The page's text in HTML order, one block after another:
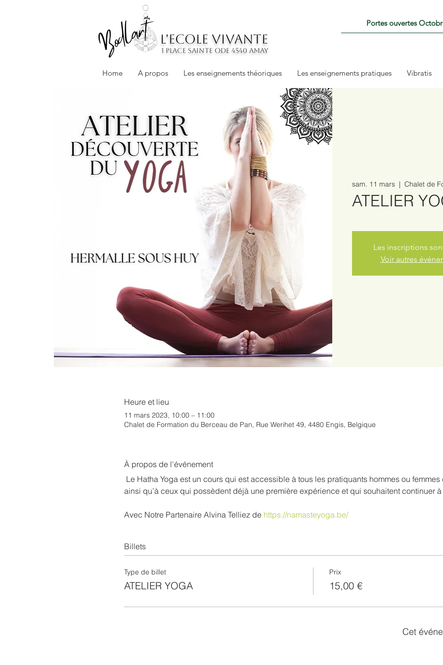
L'ECOLE VIVANTE
1 place sainte ode 4540 amay
Portes ouvertes
Home A propos Les enseignements théoriques Les enseignements pratiques Vibratis
sam. 11 mars
  |
Chalet de
ATELIER
Les inscriptions
Voir autres
Heure et lieu
11 mars 2023, 10:00 – 11:00
Chalet de Formation du Berceau de Pan, Rue Werihet 49, 4480 Engis, Belgique
À propos de l'événement
ainsi qu’à ceux qui possèdent déjà une première expérience et qui souhaitent continuer
Avec Notre Partenaire Alvina Telliez de https://namasteyoga.be/
Billets
Type de billet
ATELIER YOGA
Prix
15,00 €
Cet